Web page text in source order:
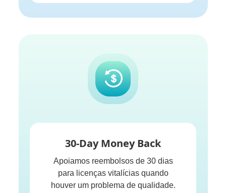
30-Day Money Back
Apoiamos reembolsos de 30 dias
para licenças vitalícias quando
houver um problema de qualidade.